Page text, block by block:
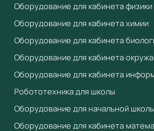
Учебный стандарт
Компания «Учебный
официальный поставщик
оборудования с 2018 года.
включённое в реестр
Минпромторга (ПП РФ № 719).
из реестра, сертификаты
Оборудование для кабинета физики
Оборудование для кабинета химии
Оборудование для кабинета
Оборудование для кабинета
Оборудование для кабинета
Робототехника для школы
Оборудование для начальной школы
Оборудование для кабинета